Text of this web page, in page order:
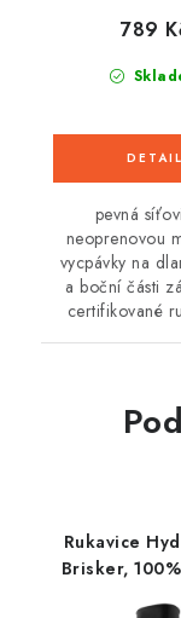
789
pevná
neoprenovou
vycpávky na
a boční části
certifikované
Rukavice
Brisker,